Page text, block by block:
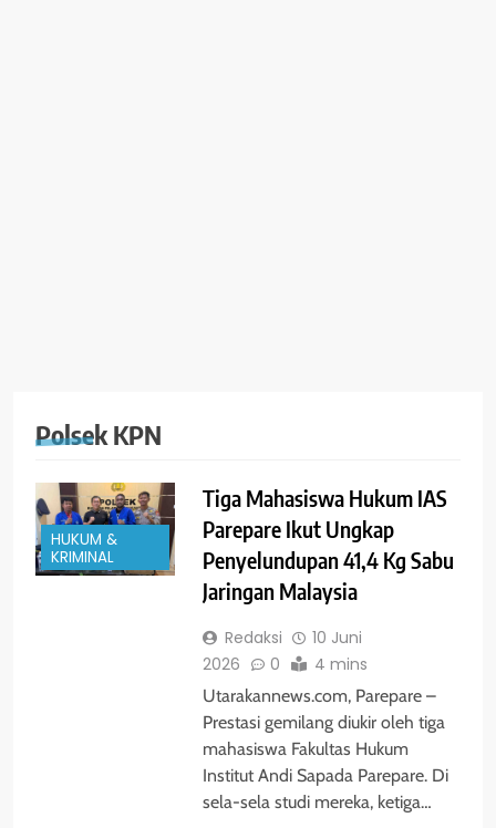
Polsek KPN
HUKUM &
KRIMINAL
Tiga Mahasiswa Hukum IAS
Parepare Ikut Ungkap
Penyelundupan 41,4 Kg Sabu
Jaringan Malaysia
Redaksi
10 Juni
2026
0 4 mins
Utarakannews.com, Parepare –
Prestasi gemilang diukir oleh tiga
mahasiswa Fakultas Hukum
Institut Andi Sapada Parepare. Di
sela-sela studi mereka, ketiga…